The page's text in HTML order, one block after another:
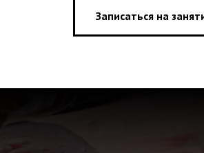
Записаться на